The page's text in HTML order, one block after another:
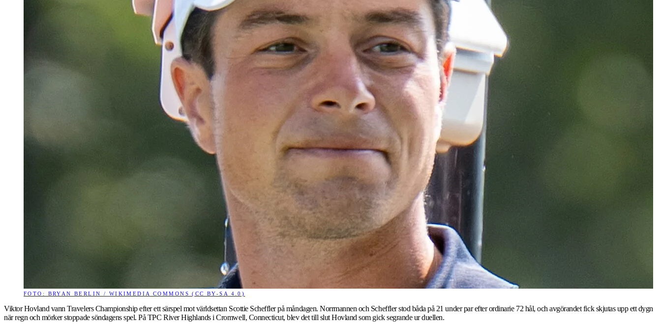
FOTO: BRYAN BERLIN / WIKIMEDIA COMMONS (CC BY-SA 4.0)
Viktor Hovland vann Travelers Championship efter ett särspel mot världsettan Scottie Scheffler på måndagen. Norrmannen och Scheffler stod båda på 21 under par efter ordinarie 72 hål, och avgörandet fick skjutas upp ett dygn
när regn och mörker stoppade söndagens spel. På TPC River Highlands i Cromwell, Connecticut, blev det till slut Hovland som gick segrande ur duellen.